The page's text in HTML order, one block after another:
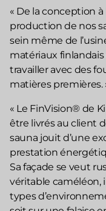
« De la conception
production de nos
sein même de
matériaux
travailler avec des
matières premières.
« Le FinVision® de
être livrés au client
sauna jouit d’une
prestation
Sa façade se veut
véritable caméléon,
types